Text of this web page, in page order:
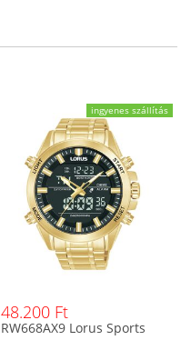
ingyenes szállítás
48.200 Ft
RW668AX9 Lorus Sports